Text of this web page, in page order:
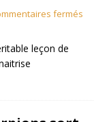
fermés
leçon de